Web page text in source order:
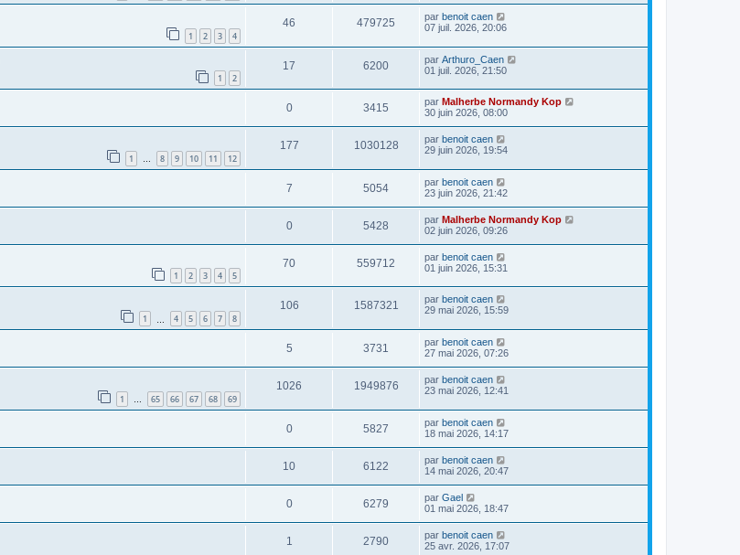
1 2 3 4
46 479725 par benoit caen
07 juil. 2026, 20:06
1 2
17 6200 par Arthuro_Caen
01 juil. 2026, 21:50
0 3415 par Malherbe Normandy Kop
30 juin 2026, 08:00
1 … 8 9 10 11 12
177 1030128 par benoit caen
29 juin 2026, 19:54
7 5054 par benoit caen
23 juin 2026, 21:42
0 5428 par Malherbe Normandy Kop
02 juin 2026, 09:26
1 2 3 4 5
70 559712 par benoit caen
01 juin 2026, 15:31
1 4 5 6 7 8
106 1587321 par benoit caen
29 mai 2026, 15:59
5 3731 par benoit caen
27 mai 2026, 07:26
1 … 65 66 67 68 69
1026 1949876 par benoit caen
23 mai 2026, 12:41
0 5827 par benoit caen
18 mai 2026, 14:17
10 6122 par benoit caen
14 mai 2026, 20:47
0 6279 par Gael
01 mai 2026, 18:47
1 2790 par benoit caen
25 avr. 2026, 17:07